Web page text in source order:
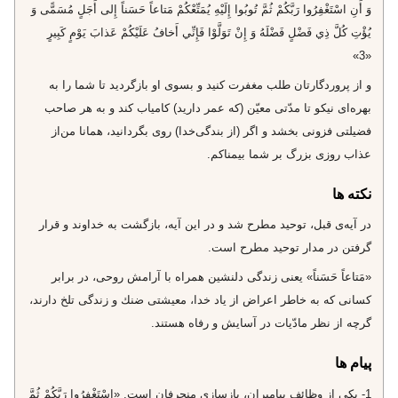
وَ أَنِ اسْتَغْفِرُوا رَبَّكُمْ ثُمَّ تُوبُوا إِلَيْهِ يُمَتِّعْكُمْ مَتاعاً حَسَناً إِلى‌ أَجَلٍ مُسَمًّى وَ
يُؤْتِ كُلَّ ذِي فَضْلٍ فَضْلَهُ وَ إِنْ تَوَلَّوْا فَإِنِّي أَخافُ عَلَيْكُمْ عَذابَ يَوْمٍ كَبِيرٍ
«3»
و از پروردگارتان طلب مغفرت كنيد و بسوى او بازگرديد تا شما را به
بهره‌اى نيكو تا مدّتى معيّن (كه عمر داريد) كامياب كند و به هر صاحب
فضيلتى فزونى بخشد و اگر (از بندگى‌خدا) روى بگردانيد، همانا من‌از
عذاب روزى بزرگ بر شما بيمناكم.
نکته ها
در آيه‌ى قبل، توحيد مطرح شد و در اين آيه، بازگشت به خداوند و قرار
گرفتن در مدار توحيد مطرح است.
«مَتاعاً حَسَناً» يعنى زندگى دلنشين همراه با آرامش روحى، در برابر
كسانى كه به خاطر اعراض از ياد خدا، معيشتى ضنك و زندگى تلخ دارند،
گرچه از نظر مادّيات در آسايش و رفاه هستند.
پیام ها
1- يكى از وظائف پيامبران، بازسازى منحرفان است. «اسْتَغْفِرُوا رَبَّكُمْ ثُمَّ